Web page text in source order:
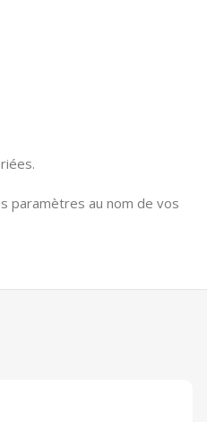
paramètres au nom de vos